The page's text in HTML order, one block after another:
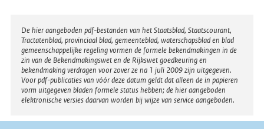
Disclaimer
De hier aangeboden pdf-bestanden van het Staatsblad, Staatscourant,
Tractatenblad, provinciaal blad, gemeenteblad, waterschapsblad en blad
gemeenschappelijke regeling vormen de formele bekendmakingen in de
zin van de Bekendmakingswet en de Rijkswet goedkeuring en
bekendmaking verdragen voor zover ze na 1 juli 2009 zijn uitgegeven.
Voor pdf-publicaties van vóór deze datum geldt dat alleen de in papieren
vorm uitgegeven bladen formele status hebben; de hier aangeboden
elektronische versies daarvan worden bij wijze van service aangeboden.